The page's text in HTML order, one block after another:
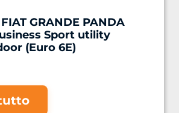
GRANDE PANDA
Sport utility
(Euro 6E)